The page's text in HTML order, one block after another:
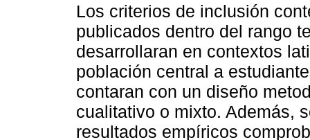
Los criterios de inclusión
publicados dentro del rango
desarrollaran en contextos
población central a
contaran con un diseño
cualitativo o mixto. Además,
resultados empíricos